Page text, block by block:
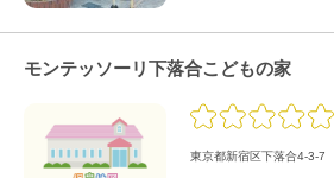
モンテッソーリ下落合こどもの家
東京都新宿区下落合4-3-7